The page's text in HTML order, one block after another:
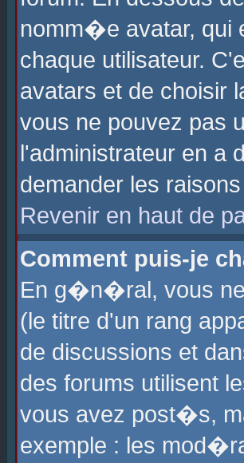
nomm�e avatar,
chaque utilisateur.
avatars et de choisir
vous ne pouvez pas
l'administrateur en a
demander les
Revenir en haut de
Comment puis-je
En g�n�ral, vous ne
(le titre d'un rang
de discussions et
des forums utilisent
vous avez post�s,
exemple : les